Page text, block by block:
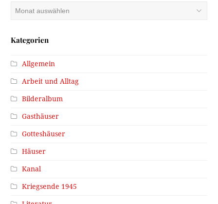
Kategorien
Allgemein
Arbeit und Alltag
Bilderalbum
Gasthäuser
Gotteshäuser
Häuser
Kanal
Kriegsende 1945